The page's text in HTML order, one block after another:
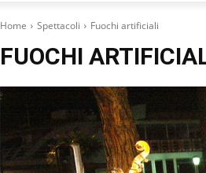
Home Spettacoli Fuochi artificiali
FUOCHI